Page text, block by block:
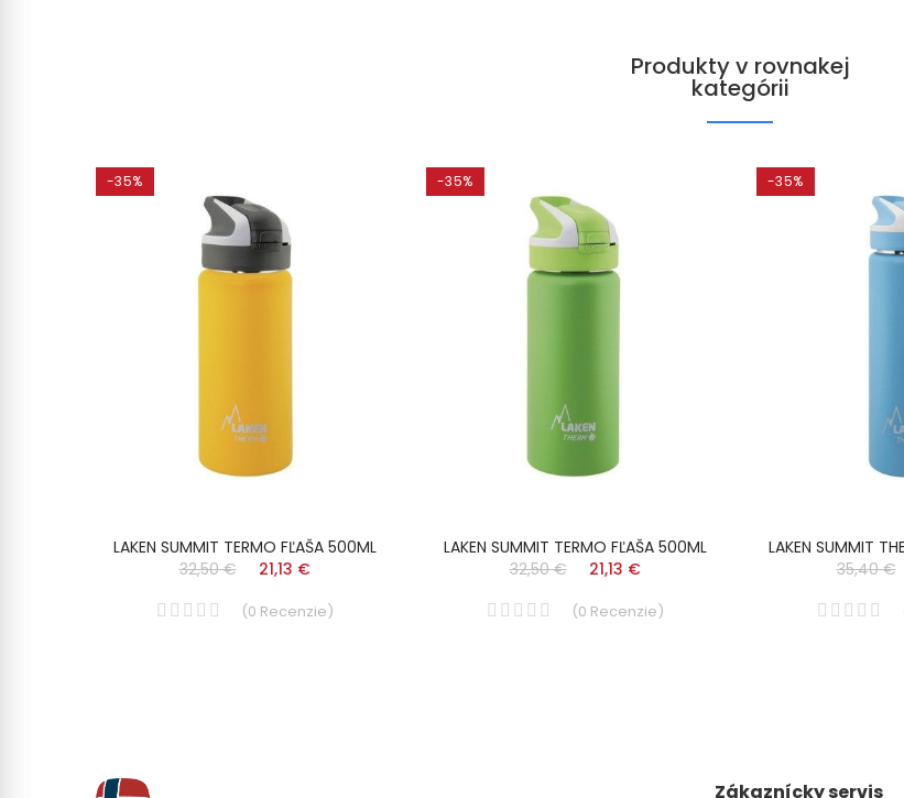
Produkty v rovnakej
kategórii
-35%
LAKEN SUMMIT TERMO FĽAŠA 500ML
32,50 €
21,13 €
(0 Recenzie)
-35%
LAKEN SUMMIT TERMO FĽAŠA 500ML
32,50 €
21,13 €
(0 Recenzie)
-35%
LAKEN SUMMIT
35,40 €
Zákaznícky servis